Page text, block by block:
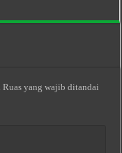
Ruas yang wajib ditandai